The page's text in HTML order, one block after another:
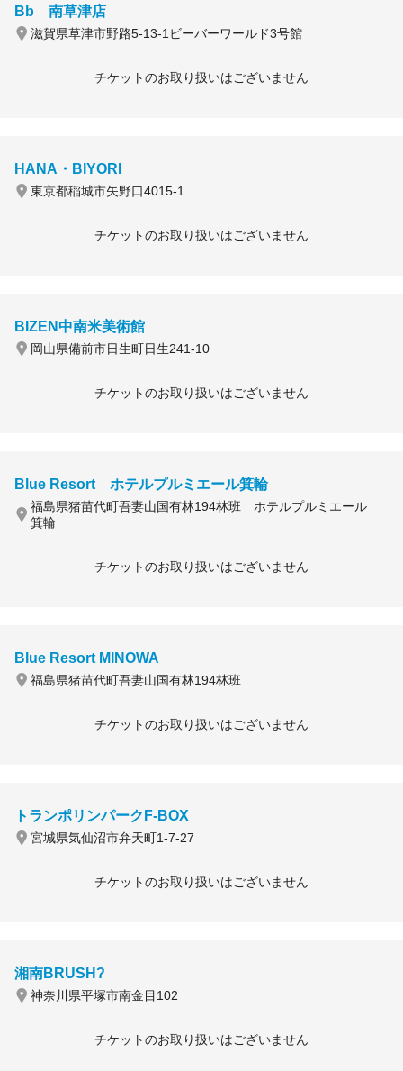
Bb 南草津店
滋賀県草津市野路5-13-1ビーバーワールド3号館
チケットのお取り扱いはございません
HANA・BIYORI
東京都稲城市矢野口4015-1
チケットのお取り扱いはございません
BIZEN中南米美術館
岡山県備前市日生町日生241-10
チケットのお取り扱いはございません
Blue Resort ホテルプルミエール箕輪
福島県猪苗代町吾妻山国有林194林班 ホテルプルミエール
箕輪
チケットのお取り扱いはございません
Blue Resort MINOWA
福島県猪苗代町吾妻山国有林194林班
チケットのお取り扱いはございません
トランポリンパークF-BOX
宮城県気仙沼市弁天町1-7-27
チケットのお取り扱いはございません
湘南BRUSH?
神奈川県平塚市南金目102
チケットのお取り扱いはございません